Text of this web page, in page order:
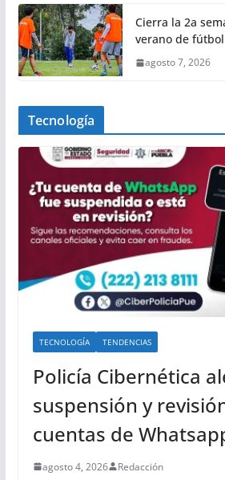
Cierra la 2a
verano de fútbol
agosto 7, 2026
Tecnología
TECNOLOGÍA TENDENCIAS
Policía Cibernética
suspensión y
cuentas de
agosto 4, 2026 Redacción